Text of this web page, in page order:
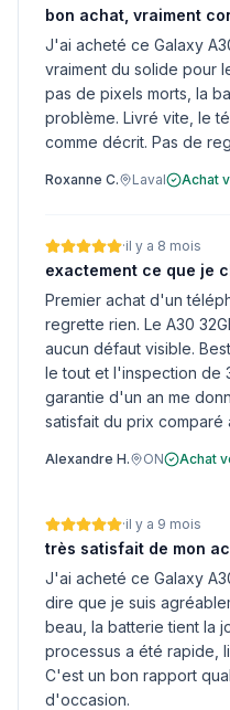
bon achat, vraiment
J'ai acheté ce Galaxy
vraiment du solide pour
pas de pixels morts, la
problème. Livré vite, le
comme décrit. Pas de
Roxanne C. Laval Achat
·il y a 8 mois
exactement ce que je
Premier achat d'un
regrette rien. Le A30
aucun défaut visible.
le tout et l'inspection de
garantie d'un an me
satisfait du prix comparé
Alexandre H. ON Achat
·il y a 9 mois
très satisfait de mon
J'ai acheté ce Galaxy
dire que je suis
beau, la batterie tient la
processus a été rapide,
C'est un bon rapport
d'occasion.